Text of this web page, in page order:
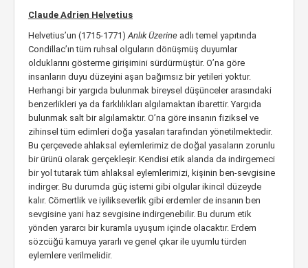
Claude Adrien Helvetius
Helvetius’un (1715-1771)Anlık Üzerine adlı temel yapıtında
Condillac’ın tüm ruhsal olguların dönüşmüş duyumlar
olduklarını gösterme girişimini sürdürmüştür. O’na göre
insanların duyu düzeyini aşan bağımsız bir yetileri yoktur.
Herhangi bir yargıda bulunmak bireysel düşünceler arasındaki
benzerlikleri ya da farklılıkları algılamaktan ibarettir. Yargıda
bulunmak salt bir algılamaktır. O’na göre insanın fiziksel ve
zihinsel tüm edimleri doğa yasaları tarafından yönetilmektedir.
Bu çerçevede ahlaksal eylemlerimiz de doğal yasaların zorunlu
bir ürünü olarak gerçekleşir. Kendisi etik alanda da indirgemeci
bir yol tutarak tüm ahlaksal eylemlerimizi, kişinin ben-sevgisine
indirger. Bu durumda güç istemi gibi olgular ikincil düzeyde
kalır. Cömertlik ve iyilikseverlik gibi erdemler de insanın ben
sevgisine yani haz sevgisine indirgenebilir. Bu durum etik
yönden yararcı bir kuramla uyuşum içinde olacaktır. Erdem
sözcüğü kamuya yararlı ve genel çıkar ile uyumlu türden
eylemlere verilmelidir.